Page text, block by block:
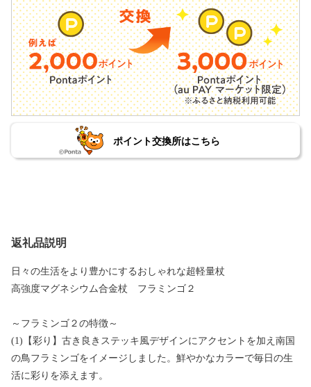
ポイント交換所はこちら
返礼品説明
日々の生活をより豊かにするおしゃれな超軽量杖
高強度マグネシウム合金杖 フラミンゴ２
～フラミンゴ２の特徴～
(1)【彩り】古き良きステッキ風デザインにアクセントを加え南国
の鳥フラミンゴをイメージしました。鮮やかなカラーで毎日の生
活に彩りを添えます。